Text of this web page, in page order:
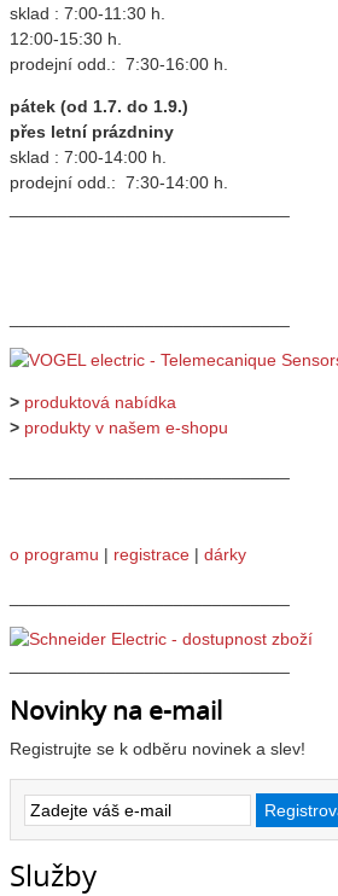
sklad : 7:00-11:30 h.
12:00-15:30 h.
prodejní odd.: 7:30-16:00 h.
pátek (od 1.7. do 1.9.)
přes letní prázdniny
sklad : 7:00-14:00 h.
prodejní odd.: 7:30-14:00 h.
> produktová nabídka
> produkty v našem e-shopu
o programu | registrace | dárky
Novinky na e-mail
Registrujte se k odběru novinek a slev!
Služby